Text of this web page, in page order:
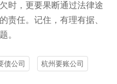
时，更要果断通过法律途
责任。记住，有理有据、
。
债公司 杭州要账公司